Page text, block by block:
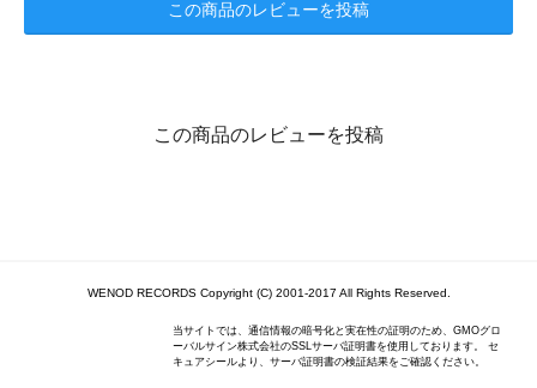
この商品のレビューを投稿
この商品のレビューを投稿
WENOD RECORDS Copyright (C) 2001-2017 All Rights Reserved.
当サイトでは、通信情報の暗号化と実在性の証明のため、GMOグロ
ーバルサイン株式会社のSSLサーバ証明書を使用しております。 セ
キュアシールより、サーバ証明書の検証結果をご確認ください。